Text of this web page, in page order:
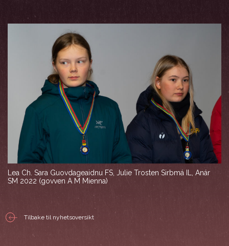
Lea Ch. Sara Guovdageaidnu FS, Julie Trosten Sirbmá IL, Anár
SM 2022 (govven A M Mienna)
Tilbake til nyhetsoversikt